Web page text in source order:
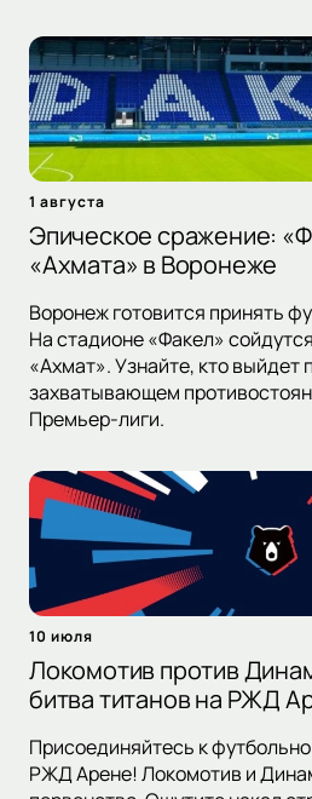
1 августа
Эпическое сражение:
«Ахмата» в Воронеже
Воронеж готовится принять
На стадионе «Факел»
«Ахмат». Узнайте, кто выйдет
захватывающем
Премьер-лиги.
10 июля
Локомотив против
битва титанов на РЖД
Присоединяйтесь к
РЖД Арене! Локомотив и